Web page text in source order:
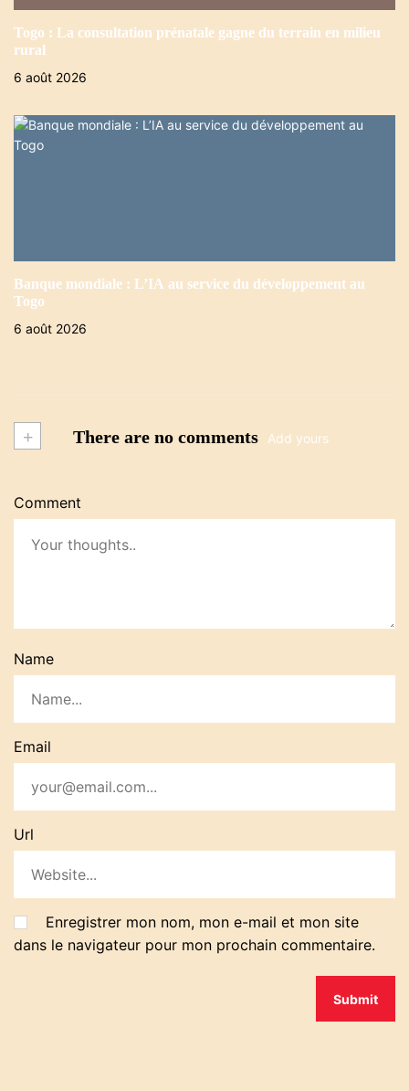
Togo : La consultation prénatale gagne du terrain en milieu
rural
6 août 2026
Banque mondiale : L’IA au service du développement au
Togo
6 août 2026
+ There are no comments Add yours
Comment
Name
Email
Url
Enregistrer mon nom, mon e-mail et mon site
dans le navigateur pour mon prochain commentaire.